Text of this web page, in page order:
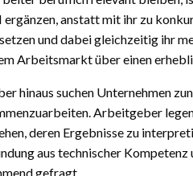
ergänzen, anstatt mit ihr zu
und dabei gleichzeitig ihr
Arbeitsmarkt über einen
hinaus suchen Unternehmen
Arbeitgeber
deren Ergebnisse zu
aus technischer
gefragt.